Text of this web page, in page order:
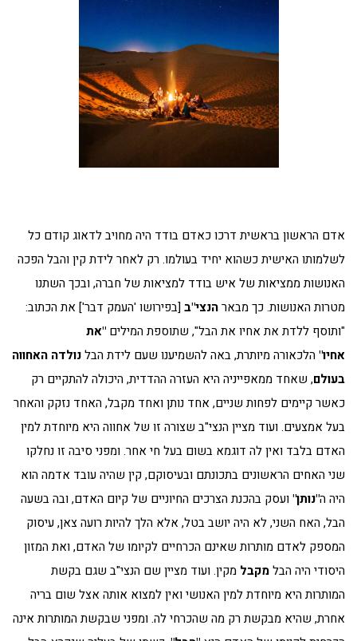
אדם הראשון בראשית דרכו כאדם בודד היה מחויב לדאוג קודם כל
לשלמותו האישית כשהוא יחיד בעולמו. רק לאחר לידת קין והבל הפכה
האנושות ממציאות של איש בודד למציאות של חברה, ובכך השתנו
מטרות האנושות. כך מבארהנצי"ב[בפירושו 'העמק דבר'] את הכתוב:
"ותוסף ללדת את אחיו את הבל", שתוספת המילים "את
אחיו" הלכאורה מיותרת, באה להשמיענו שעם לידת הבלנולדה האחווה
בעולם, שאחד ממאפייניה היא העזרה ההדדית, היכולה להתקיים רק
כאשר קיימים לפחות שניים, אחד נותן ואחד מקבל, האחד נזקק והאחר
בעל אמצעים. ועוד מציין הנצי"ב שצורה זו של אחווה היא מיוחדת למין
האדם בלבד ואין לה דוגמא בשום בעל חי אחר. ומפני סיבה זו נחלקו
שני האחים הראשונים בתכונתם ובעיסוקם, קין שהיה עובד אדמה הוא
היה ה"נותן"ועסק בהכנת הצרכים החיוניים של קיום האדם, ובה בשעה
הבל, האח השני, לא היה יושב בטל, אלא הלך להיות רועה צאן, עיסוק
המספק לאדם מותרות שאינם הכרחיים לקיומו של האדם, ואת המזון
היסודי היה הבלמקבל מקין. ועוד מציין שם הנצי"ב שגם בקשת
המותרות היא מיוחדת למין האנושי ואין למצוא אותה אצל שום בריה
אחרת, שהיא מבקשת רק מה שהכרחי לה. ומפני שבקשת המותרות אינה